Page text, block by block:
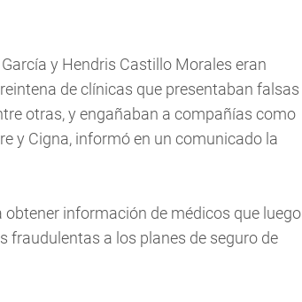
y Hendris Castillo Morales eran
de clínicas que presentaban falsas
otras, y engañaban a compañías como
y Cigna, informó en un comunicado la
información de médicos que luego
fraudulentas a los planes de seguro de